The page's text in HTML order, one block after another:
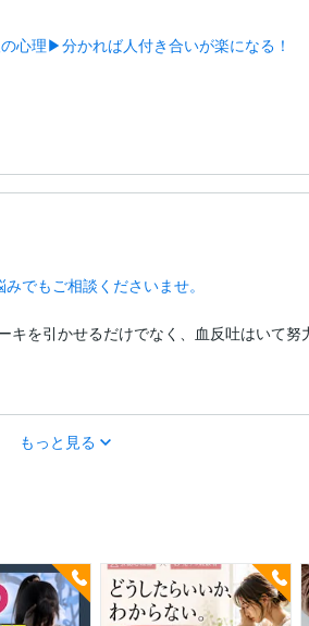
心理▶︎分かれば人付き合いが楽になる！
でもご相談くださいませ。
を引かせるだけでなく、血反吐はいて努
もっと見る